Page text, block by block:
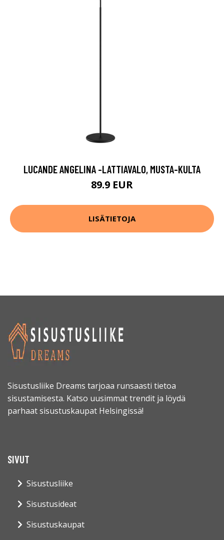
LUCANDE ANGELINA -LATTIAVALO, MUSTA-KULTA
89.9 EUR
LISÄTIETOJA
Sisustusliike Dreams tarjoaa runsaasti tietoa
sisustamisesta. Katso uusimmat trendit ja löydä
parhaat sisustuskaupat Helsingissä!
SIVUT
Sisustusliike
Sisustusideat
Sisustuskaupat